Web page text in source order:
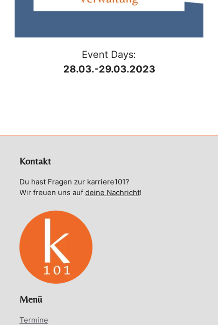
Event Days:
28.03.-29.03.2023
Kontakt
Du hast Fragen zur karriere101?
Wir freuen uns auf deine Nachricht!
Menü
Termine